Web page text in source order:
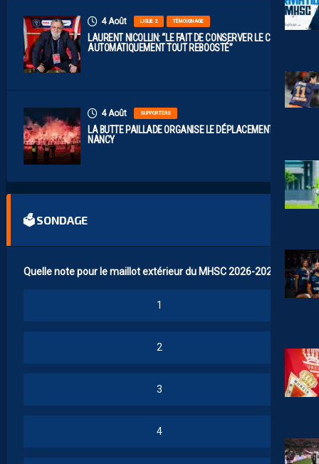
4 Août LIGUE 2 TÉMOIGNAGE
LAURENT NICOLLIN: “LE FAIT DE CONSERVER LE CLUB A
AUTOMATIQUEMENT TOUT REBOOSTÉ”
4 Août SUPPORTERS
LA BUTTE PAILLADE ORGANISE LE DÉPLACEMENT À
NANCY
🗳 SONDAGE
Quelle note pour le maillot extérieur du MHSC 2026-2027 ?
1
2
3
4